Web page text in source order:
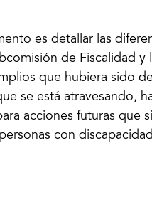
es detallar las
de Fiscalidad
que hubiera sido
se está atravesando,
acciones futuras que
con